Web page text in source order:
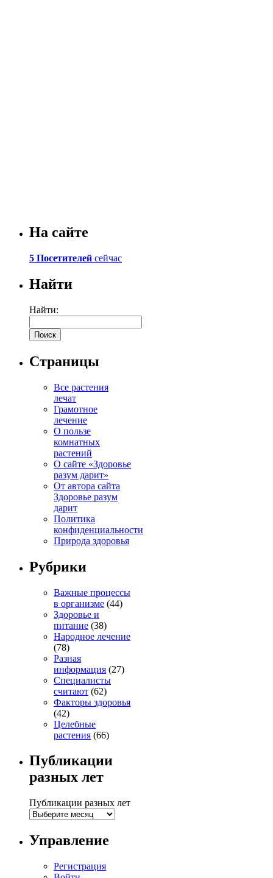
На сайте
5 Посетителей сейчас
Найти
Найти:
Страницы
Все растения
лечат
Грамотное
лечение
О пользе
комнатных
растений
О сайте «Здоровье
разум дарит»
От автора сайта
Здоровье разум
дарит
Политика
конфиденциальности
Природа здоровья
Рубрики
Важные процессы
в организме (44)
Здоровье и
питание (38)
Народное лечение
(78)
Разная
информация (27)
Специалисты
считают (62)
Факторы здоровья
(42)
Целебные
растения (66)
Публикации
разных лет
Публикации разных лет
Управление
Регистрация